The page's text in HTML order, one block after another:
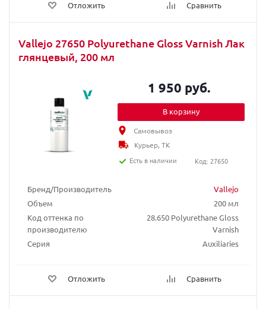
Отложить Сравнить
Vallejo 27650 Polyurethane Gloss Varnish Лак
глянцевый, 200 мл
Бренд/Производитель
Vallejo
Объем
200 мл
Код оттенка по
производителю
28.650 Polyurethane Gloss
Varnish
Серия
Auxiliaries
Отложить Сравнить
1 950 руб.
В корзину
Самовывоз
Курьер, ТК
Есть в наличии
Код: 27650